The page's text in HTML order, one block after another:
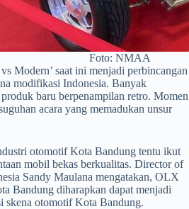
Foto: NMAA
Modern’ saat ini menjadi perbincangan
modifikasi Indonesia. Banyak
baru berpenampilan retro. Momen
acara yang memadukan unsur
otomotif Kota Bandung tentu ikut
mobil bekas berkualitas. Director of
Sandy Maulana mengatakan, OLX
Bandung diharapkan dapat menjadi
skena otomotif Kota Bandung.